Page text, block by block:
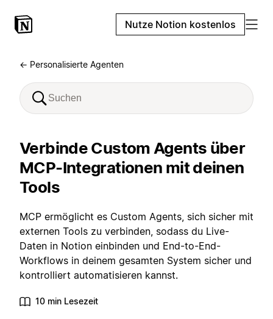
Nutze Notion kostenlos
← Personalisierte Agenten
Verbinde Custom Agents über
MCP-Integrationen mit deinen
Tools
MCP ermöglicht es Custom Agents, sich sicher mit
externen Tools zu verbinden, sodass du Live-
Daten in Notion einbinden und End-to-End-
Workflows in deinem gesamten System sicher und
kontrolliert automatisieren kannst.
10 min Lesezeit